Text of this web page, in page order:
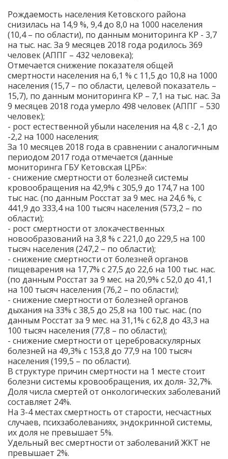
Рождаемость населения Кетовского района
снизилась на 14,9 %, 9,4 до 8,0 на 1000 населения
(10,4 – по области), по данным мониторинга КР - 3,7
на тыс. нас. За 9 месяцев 2018 года родилось 369
человек (АППГ – 432 человека);
Отмечается снижение показателя общей
смертности населения на 6,1 % с 11,5 до 10,8 на 1000
населения (15,7 – по области, целевой показатель –
15,7), по данным мониторинга КР – 7,1 на тыс. нас. За
9 месяцев 2018 года умерло 498 человек (АППГ – 530
человек);
- рост естественной убыли населения на 4,8 с -2,1 до
-2,2 на 1000 населения;
За 10 месяцев 2018 года в сравнении с аналогичным
периодом 2017 года отмечается (данные
мониторинга ГБУ Кетовская ЦРБ»:
- снижение смертности от болезней системы
кровообращения на 42,9% с 305,9 до 174,7 на 100
тыс нас. (по данным Росстат за 9 мес. на 24,6 %, с
441,9 до 333,4 на 100 тысяч населения (573,2 – по
области);
- рост смертности от злокачественных
новообразований на 3,8 % с 221,0 до 229,5 на 100
тысяч населения (247,2 – по области);
- снижение смертности от болезней органов
пищеварения на 17,7% с 27,5 до 22,6 на 100 тыс. нас.
(по данным Росстат за 9 мес. на 20,9% с 52,0 до 41,1
на 100 тысяч населения (76,2 – по области);
- снижение смертности от болезней органов
дыхания на 33% с 38,5 до 25,8 на 100 тыс. нас. (по
данным Росстат за 9 мес. на 31,1% с 62,8 до 43,3 на
100 тысяч населения (77,8 – по области);
- снижение смертности от цереброваскулярных
болезней на 49,3% с 153,8 до 77,9 на 100 тысяч
населения (199,5 – по области).
В структуре причин смертности на 1 месте стоит
болезни системы кровообращения, их доля- 32,7%.
Доля числа смертей от онкологических заболеваний
составляет 24%.
На 3-4 местах смертность от старости, несчастных
случаев, психзаболеваниях, эндокринной системы,
их доля не превышает 5%.
Удельный вес смертности от заболеваний ЖКТ не
превышает 2%.